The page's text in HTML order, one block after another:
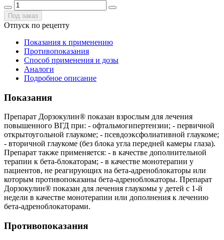
Под заказ
Отпуск по рецепту
Показания к применению
Противопоказания
Способ применения и дозы
Аналоги
Подробное описание
Показания
Препарат Дорзокулин® показан взрослым для лечения
повышенного ВГД при: - офтальмогипертензии; - первичной
открытоугольной глаукоме; - псевдоэксфолиативной глаукоме;
- вторичной глаукоме (без блока угла передней камеры глаза).
Препарат также применяется: - в качестве дополнительной
терапии к бета-блокаторам; - в качестве монотерапии у
пациентов, не реагирующих на бета-адреноблокаторы или
которым противопоказаны бета-адреноблокаторы. Препарат
Дорзокулин® показан для лечения глаукомы у детей с 1-й
недели в качестве монотерапии или дополнения к лечению
бета-адреноблокаторами.
Противопоказания